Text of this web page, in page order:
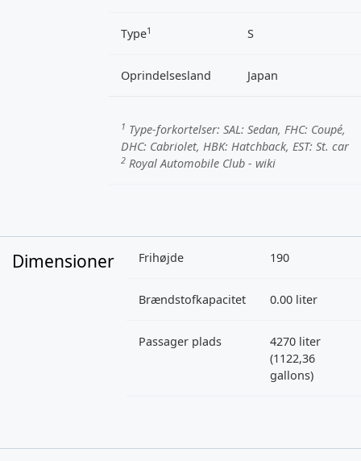
Type1 S
Oprindelsesland Japan
1 Type-forkortelser: SAL: Sedan, FHC: Coupé,
DHC: Cabriolet, HBK: Hatchback, EST: St. car
2 Royal Automobile Club - wiki
Dimensioner Frihøjde 190
Brændstofkapacitet 0.00 liter
Passager plads
4270 liter
(1122,36
gallons)